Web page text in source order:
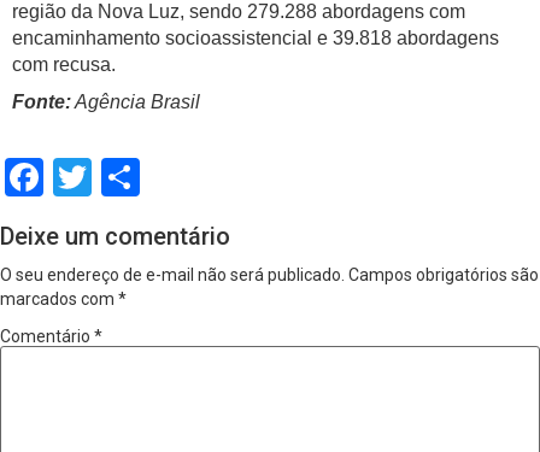
região da Nova Luz, sendo 279.288 abordagens com
encaminhamento socioassistencial e 39.818 abordagens
com recusa.
Fonte:Agência Brasil
Facebook
Twitter
Deixe um comentário
O seu endereço de e-mail não será publicado. Campos obrigatórios são
marcados com *
Comentário *